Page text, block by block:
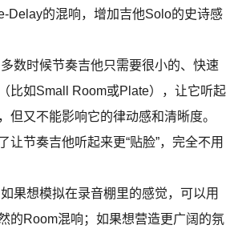
Delay的混响，增加吉他Solo的史诗感
多数时候节奏吉他只需要很小的、快速
比如Small Room或Plate），让它听起
但又不能影响它的律动感和清晰度。
让节奏吉他听起来更“贴脸”，完全不用
如果想模拟在录音棚里的感觉，可以用
的Room混响；如果想营造更广阔的氛